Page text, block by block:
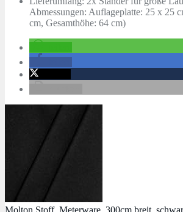
Abmessungen: Auflageplatte: 25 x 25
cm, Gesamthöhe: 64 cm)
Molton Stoff, Meterware, 300cm breit,